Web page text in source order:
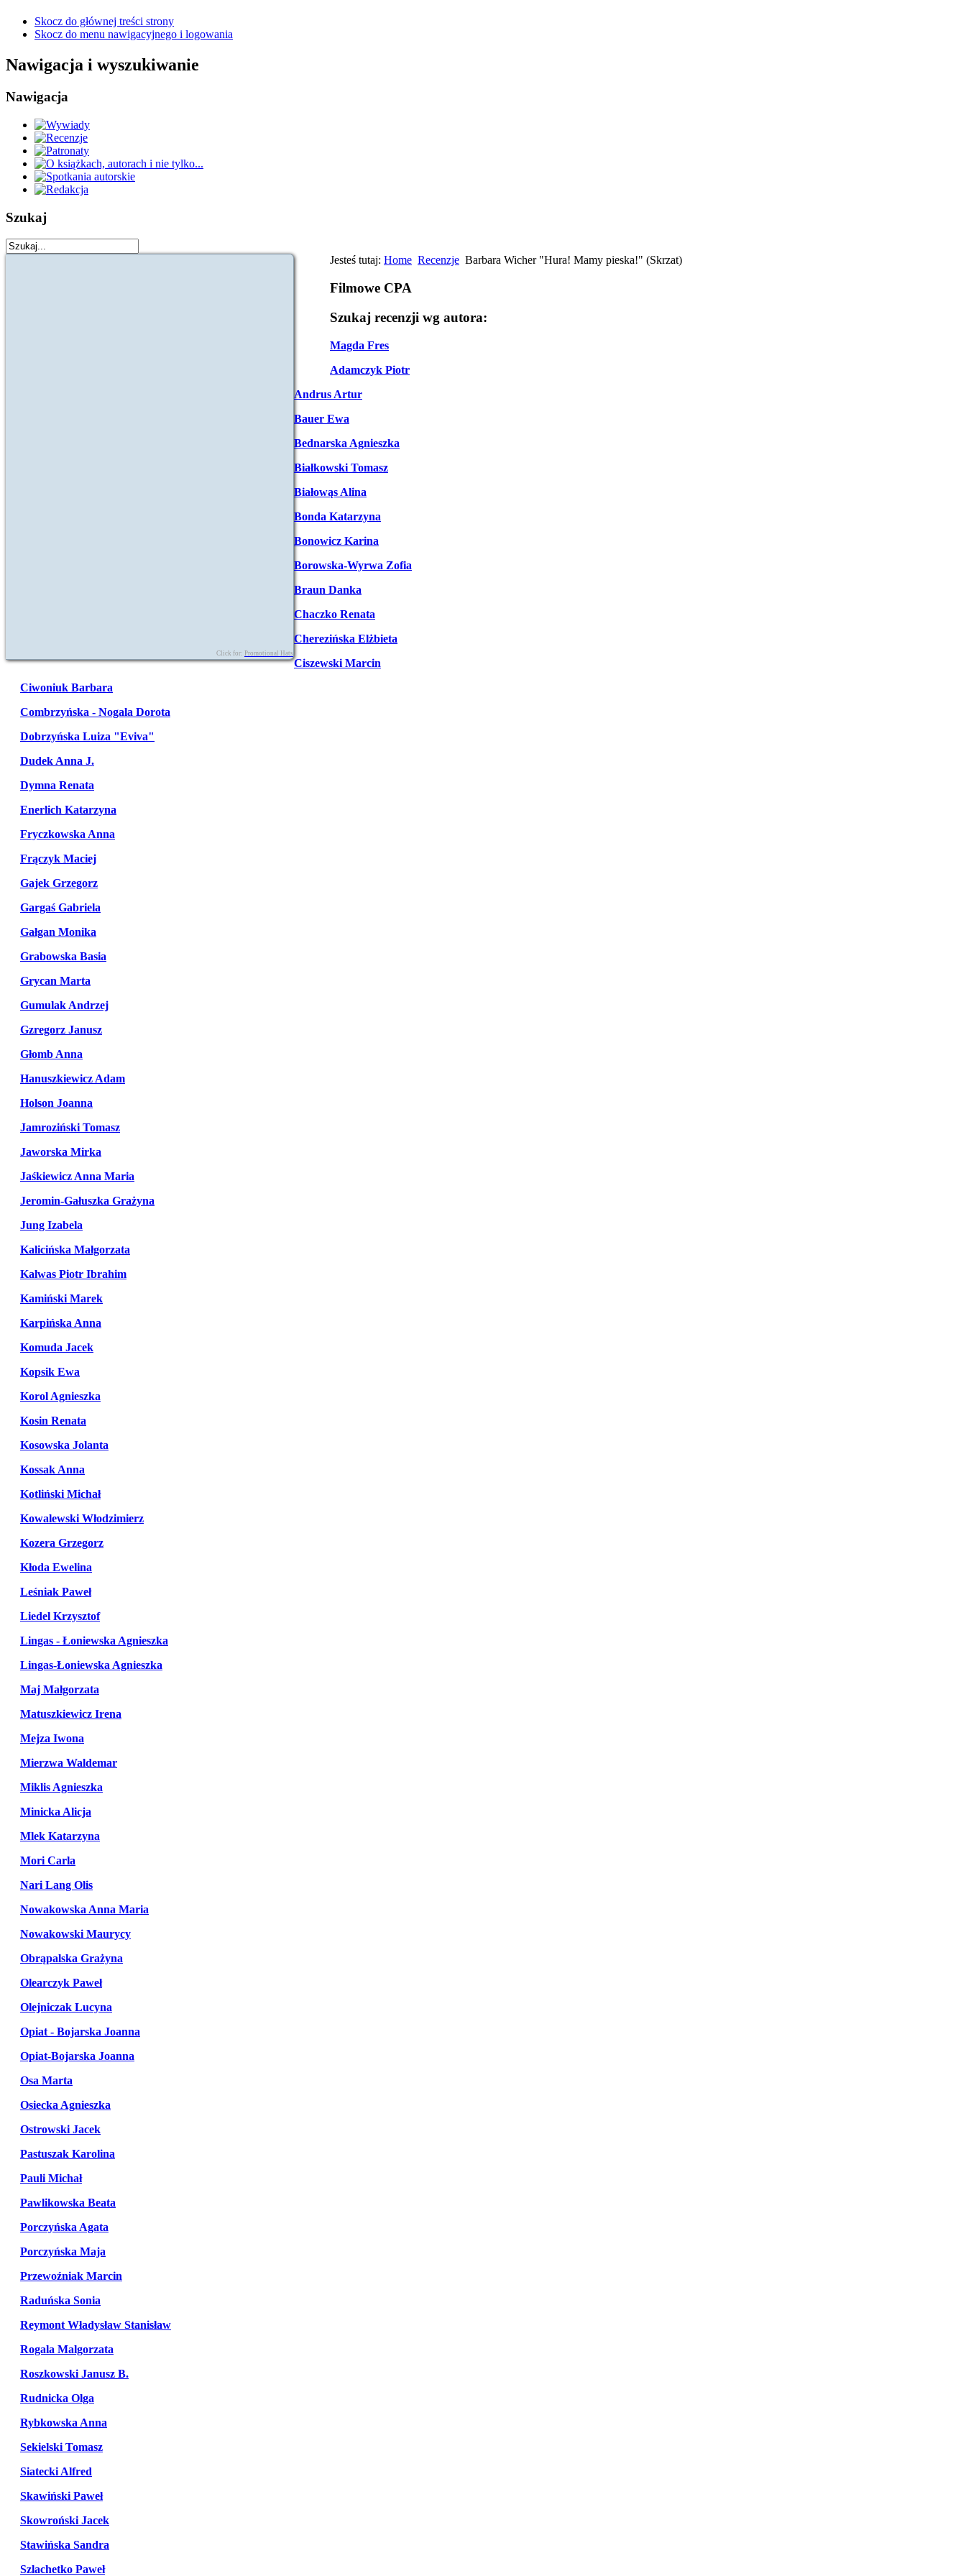
Skocz do głównej treści strony
Skocz do menu nawigacyjnego i logowania
Nawigacja i wyszukiwanie
Nawigacja
Szukaj
Click for: Promotional Hats
Jesteś tutaj: Home Recenzje Barbara Wicher "Hura! Mamy pieska!" (Skrzat)
Filmowe CPA
Szukaj recenzji wg autora:
Magda Fres
Adamczyk Piotr
Andrus Artur
Bauer Ewa
Bednarska Agnieszka
Białkowski Tomasz
Białowąs Alina
Bonda Katarzyna
Bonowicz Karina
Borowska-Wyrwa Zofia
Braun Danka
Chaczko Renata
Cherezińska Elżbieta
Ciszewski Marcin
Ciwoniuk Barbara
Combrzyńska - Nogala Dorota
Dobrzyńska Luiza "Eviva"
Dudek Anna J.
Dymna Renata
Enerlich Katarzyna
Fryczkowska Anna
Frączyk Maciej
Gajek Grzegorz
Gargaś Gabriela
Gałgan Monika
Grabowska Basia
Grycan Marta
Gumulak Andrzej
Gzregorz Janusz
Głomb Anna
Hanuszkiewicz Adam
Holson Joanna
Jamroziński Tomasz
Jaworska Mirka
Jaśkiewicz Anna Maria
Jeromin-Gałuszka Grażyna
Jung Izabela
Kalicińska Małgorzata
Kalwas Piotr Ibrahim
Kamiński Marek
Karpińska Anna
Komuda Jacek
Kopsik Ewa
Korol Agnieszka
Kosin Renata
Kosowska Jolanta
Kossak Anna
Kotliński Michał
Kowalewski Włodzimierz
Kozera Grzegorz
Kłoda Ewelina
Leśniak Paweł
Liedel Krzysztof
Lingas - Łoniewska Agnieszka
Lingas-Łoniewska Agnieszka
Maj Małgorzata
Matuszkiewicz Irena
Mejza Iwona
Mierzwa Waldemar
Miklis Agnieszka
Minicka Alicja
Mlek Katarzyna
Mori Carla
Nari Lang Olis
Nowakowska Anna Maria
Nowakowski Maurycy
Obrąpalska Grażyna
Olearczyk Paweł
Olejniczak Lucyna
Opiat - Bojarska Joanna
Opiat-Bojarska Joanna
Osa Marta
Osiecka Agnieszka
Ostrowski Jacek
Pastuszak Karolina
Pauli Michał
Pawlikowska Beata
Porczyńska Agata
Porczyńska Maja
Przewoźniak Marcin
Raduńska Sonia
Reymont Władysław Stanisław
Rogala Malgorzata
Roszkowski Janusz B.
Rudnicka Olga
Rybkowska Anna
Sekielski Tomasz
Siatecki Alfred
Skawiński Paweł
Skowroński Jacek
Stawińska Sandra
Szlachetko Paweł